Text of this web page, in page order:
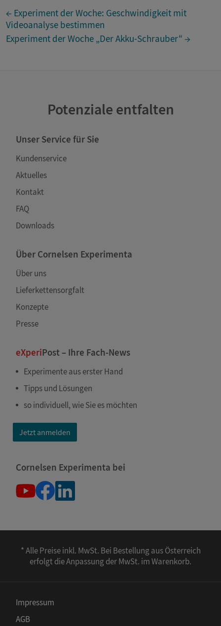
← Experiment der Woche: Geschwindigkeit mit
Videoanalyse bestimmen
Experiment der Woche „Der Akku-Schrauber“ →
Potenziale entfalten
Unser Service für Sie
Kundenservice
Aktuelles
Kontakt
FAQ
Downloads
Über Cornelsen Experimenta
Über uns
Lieferkettensorgfalt
Konzepte
Presse
eXperiPost – Ihre Fach-News
Experimente aus erster Hand
Tipps und Lösungen
so individuell, wie Sie es möchten
Jetzt anmelden
Cornelsen Experimenta bei
* Alle Preise inkl. MwSt. Bei Bestellung aus Österreich
erfolgt die Anpassung der MwSt. im Warenkorb.
Impressum
AGB